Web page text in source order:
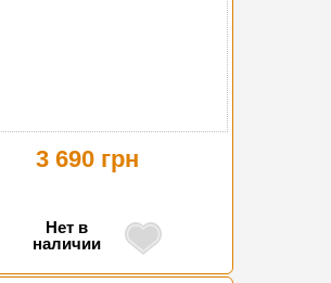
3 690 грн
Нет в
наличии